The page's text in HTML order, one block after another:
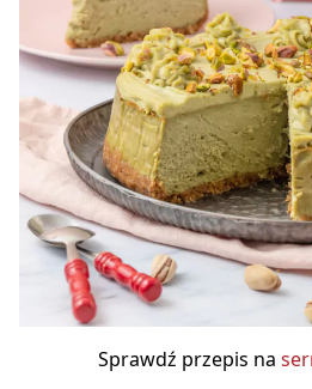
Sprawdź przepis na